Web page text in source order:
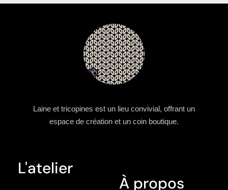
Laine et tricopines est un lieu convivial, offrant un
espace de création et un coin boutique.
L'atelier
À propos